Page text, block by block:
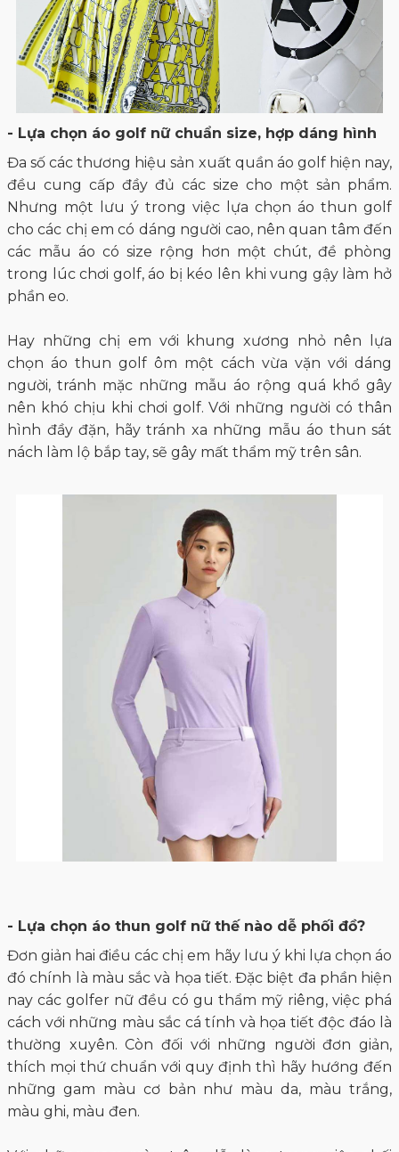
- Lựa chọn áo golf nữ chuẩn size, hợp dáng hình
Đa số các thương hiệu sản xuất quần áo golf hiện nay,
đều cung cấp đầy đủ các size cho một sản phẩm.
Nhưng một lưu ý trong việc lựa chọn áo thun golf
cho các chị em có dáng người cao, nên quan tâm đến
các mẫu áo có size rộng hơn một chút, đề phòng
trong lúc chơi golf, áo bị kéo lên khi vung gậy làm hở
phần eo.
Hay những chị em với khung xương nhỏ nên lựa
chọn áo thun golf ôm một cách vừa vặn với dáng
người, tránh mặc những mẫu áo rộng quá khổ gây
nên khó chịu khi chơi golf. Với những người có thân
hình đầy đặn, hãy tránh xa những mẫu áo thun sát
nách làm lộ bắp tay, sẽ gây mất thẩm mỹ trên sân.
- Lựa chọn áo thun golf nữ thế nào dễ phối đồ?
Đơn giản hai điều các chị em hãy lưu ý khi lựa chọn áo
đó chính là màu sắc và họa tiết. Đặc biệt đa phần hiện
nay các golfer nữ đều có gu thẩm mỹ riêng, việc phá
cách với những màu sắc cá tính và họa tiết độc đáo là
thường xuyên. Còn đối với những người đơn giản,
thích mọi thứ chuẩn với quy định thì hãy hướng đến
những gam màu cơ bản như màu da, màu trắng,
màu ghi, màu đen.